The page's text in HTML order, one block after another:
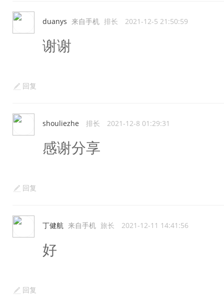
duanys 来自手机 排长 2021-12-5 21:50:59
谢谢
回复
shouliezhe 排长 2021-12-8 01:29:31
感谢分享
回复
丁健航 来自手机 旅长 2021-12-11 14:41:56
好
回复